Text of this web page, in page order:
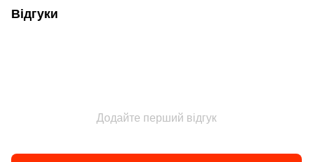
Відгуки
Додайте перший відгук